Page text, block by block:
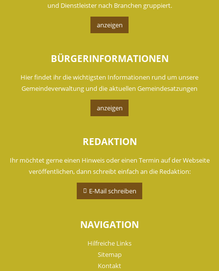
und Dienstleister nach Branchen gruppiert.
anzeigen
BÜRGERINFORMATIONEN
Hier findet ihr die wichtigsten Informationen rund um unsere
Gemeindeverwaltung und die aktuellen Gemeindesatzungen
anzeigen
REDAKTION
Ihr möchtet gerne einen Hinweis oder einen Termin auf der Webseite
veröffentlichen, dann schreibt einfach an die Redaktion:
E-Mail schreiben
NAVIGATION
Hilfreiche Links
Sitemap
Kontakt